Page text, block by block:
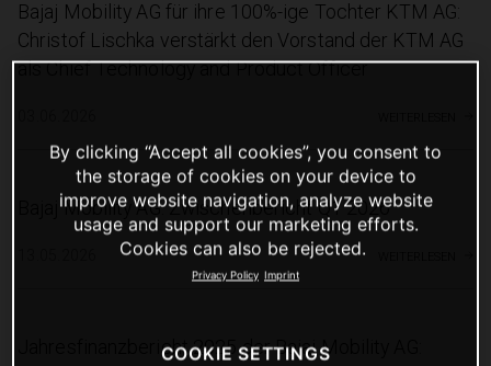
Bajaj Mobility AG für ihre 100%-ige Tochter KTM AG:
Christof Lischka verstärkt den Vorstand der KTM AG
als Chief Technology and Product Officer
Bajaj Mobility AG: Zwischenbericht Q1 2026
Jahresfinanzbericht 2025 der Bajaj Mobility AG:
By clicking “Accept all cookies”, you consent to
the storage of cookies on your device to
improve website navigation, analyze website
usage and support our marketing efforts.
Cookies can also be rejected.
Privacy Policy Imprint
COOKIE SETTINGS